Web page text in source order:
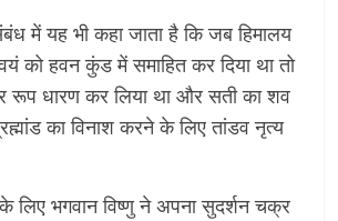
में यह भी कहा जाता है कि जब हिमालय
को हवन कुंड में समाहित कर दिया था तो
रूप धारण कर लिया था और सती का शव
का विनाश करने के लिए तांडव नृत्य
लिए भगवान विष्णु ने अपना सुदर्शन चक्र